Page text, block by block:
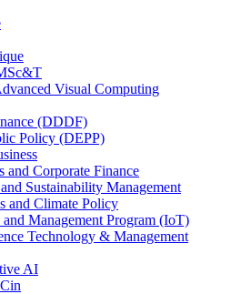
Visual Computing
(DDDF)
Policy (DEPP)
Corporate Finance
Sustainability Management
and Climate Policy
Management Program (IoT)
Technology & Management
AI